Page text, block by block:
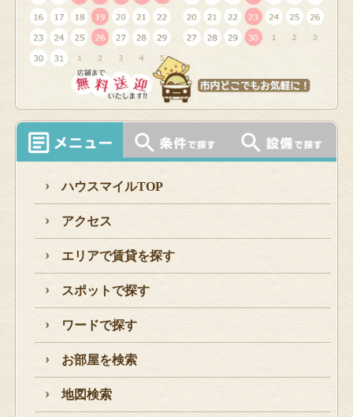
ハウスマイルTOP
アクセス
エリアで賃貸を探す
スポットで探す
ワードで探す
お部屋を検索
地図検索